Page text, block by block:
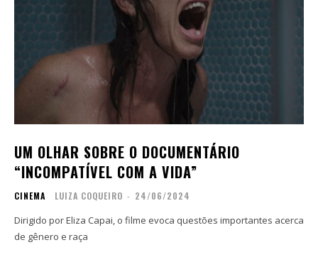
UM OLHAR SOBRE O DOCUMENTÁRIO
“INCOMPATÍVEL COM A VIDA”
CINEMA LUIZA COQUEIRO - 24/06/2024
Dirigido por Eliza Capai, o filme evoca questões importantes acerca
de gênero e raça